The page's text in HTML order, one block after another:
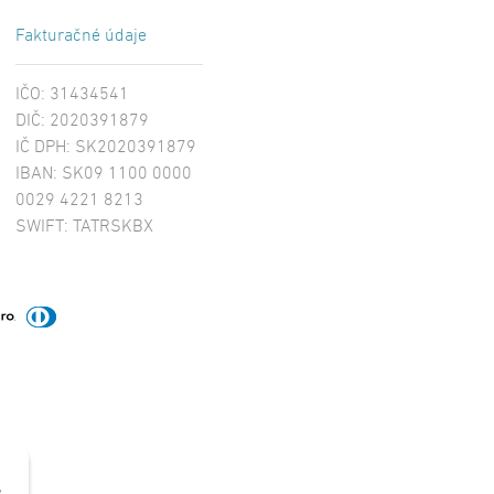
Fakturačné údaje
IČO: 31434541
DIČ: 2020391879
IČ DPH: SK2020391879
IBAN: SK09 1100 0000
0029 4221 8213
SWIFT: TATRSKBX